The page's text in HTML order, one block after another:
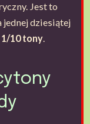
Jest to
jednej dziesiątej
10 tony.